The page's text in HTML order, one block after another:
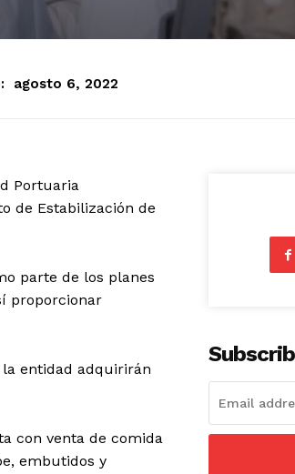
agosto 6, 2022
Portuaria
de Estabilización de
parte de los planes
proporcionar
la entidad adquirirán
con venta de comida
embutidos y